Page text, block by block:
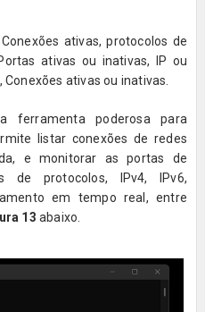
ativas, protocolos de
ativas ou inativas, IP ou
ativas ou inativas.
ferramenta poderosa para
listar conexões de redes
e monitorar as portas de
de protocolos, IPv4, IPv6,
em tempo real, entre
13 abaixo.